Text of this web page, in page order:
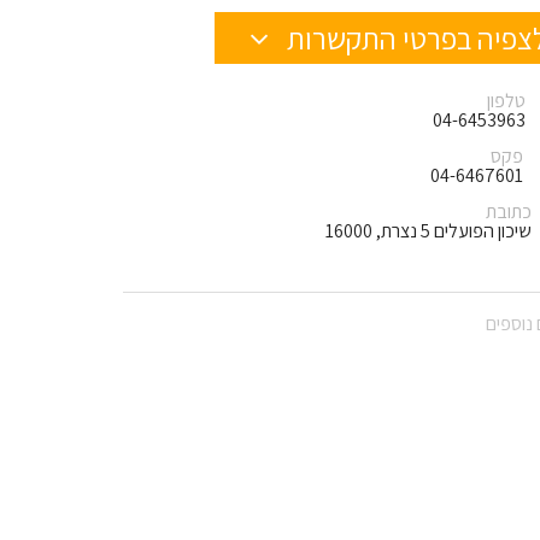
בפרטי התקשרות
טלפון
04-6453963
פקס
04-6467601
כתובת
שיכון הפועלים 5 נצרת, 16000